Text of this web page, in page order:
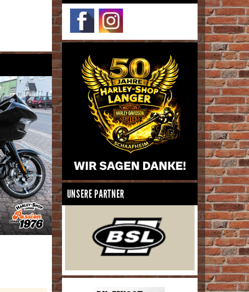
UNSERE PARTNER